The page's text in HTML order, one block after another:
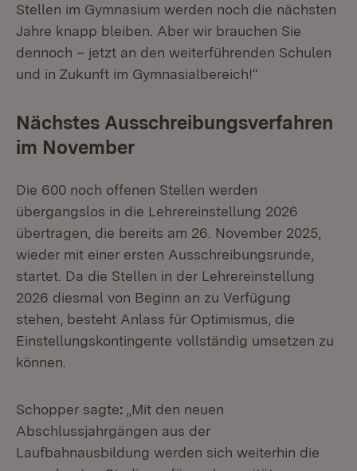
Stellen im Gymnasium werden noch die nächsten
Jahre knapp bleiben. Aber wir brauchen Sie
dennoch – jetzt an den weiterführenden Schulen
und in Zukunft im Gymnasialbereich!“
Nächstes Ausschreibungsverfahren
im November
Die 600 noch offenen Stellen werden
übergangslos in die Lehrereinstellung 2026
übertragen, die bereits am 26. November 2025,
wieder mit einer ersten Ausschreibungsrunde,
startet. Da die Stellen in der Lehrereinstellung
2026 diesmal von Beginn an zu Verfügung
stehen, besteht Anlass für Optimismus, die
Einstellungskontingente vollständig umsetzen zu
können.
Schopper sagte: „Mit den neuen
Abschlussjahrgängen aus der
Laufbahnausbildung werden sich weiterhin die